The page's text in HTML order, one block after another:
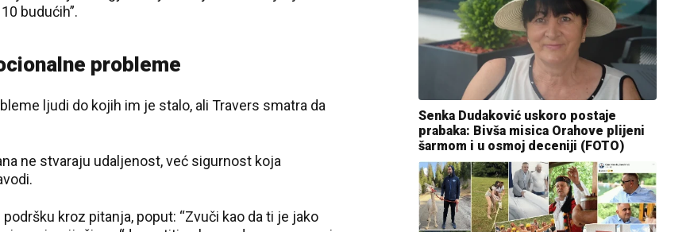
budućih”.
probleme
ljudi do kojih im je stalo, ali Travers smatra da
ne stvaraju udaljenost, već sigurnost koja
kroz pitanja, poput: “Zvuči kao da ti je jako
Senka Dudaković uskoro postaje
prabaka: Bivša misica Orahove plijeni
šarmom i u osmoj deceniji (FOTO)